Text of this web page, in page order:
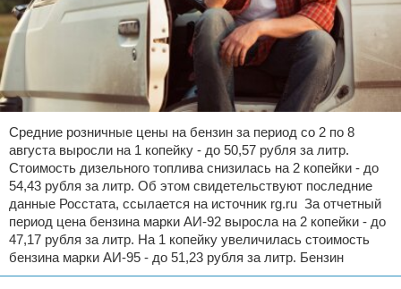
Средние розничные цены на бензин за период со 2 по 8
августа выросли на 1 копейку - до 50,57 рубля за литр.
Стоимость дизельного топлива снизилась на 2 копейки - до
54,43 рубля за литр. Об этом свидетельствуют последние
данные Росстата, ссылается на источник rg.ru За отчетный
период цена бензина марки АИ-92 выросла на 2 копейки - до
47,17 рубля за литр. На 1 копейку увеличилась стоимость
бензина марки АИ-95 - до 51,23 рубля за литр. Бензин